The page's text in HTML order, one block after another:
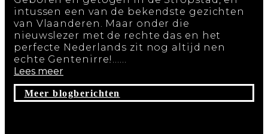
intussen een van de bekendste gezichten
van Vlaanderen. Maar onder die
nieuwslezer met de rechte das en het
perfecte Nederlands zit nog altijd nen
echte Gentenirre!…...
Lees meer
Meer blogberichten